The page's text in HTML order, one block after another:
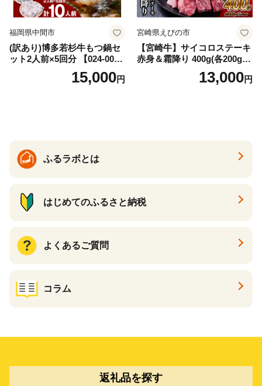
福岡県中間市
(訳あり)博多若杉牛もつ鍋セ
ット2人前×5回分 【024-002
15,000円
宮崎県えびの市
【宮崎牛】サイコロステーキ
赤身＆霜降り 400g(各200g×
１P 計2P) 真空パック 冷凍
13,000円
ふるラボとは
はじめてのふるさと納税
よくあるご質問
コラム
返礼品を探す